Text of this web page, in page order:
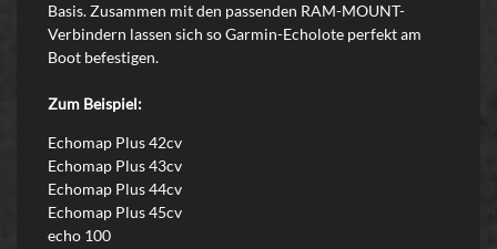
Basis. Zusammen mit den passenden RAM-MOUNT-
Verbindern lassen sich so Garmin-Echolote perfekt am
Boot befestigen.
Zum Beispiel:
Echomap Plus 42cv
Echomap Plus 43cv
Echomap Plus 44cv
Echomap Plus 45cv
echo 100